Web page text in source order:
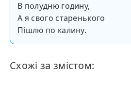
В полудню годину,
А я свого старенького
Пішлю по калину.
Схожі за змістом: